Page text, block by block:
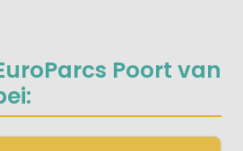
Poort van